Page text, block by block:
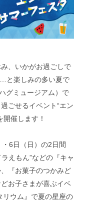
、いかがお過ごしで
と楽しみの多い夏で
グミュージアム）で
ごせるイベント“エン
開催します！
6日（日）の2日間
えもん”などの『キャ
『お菓子のつかみど
お子さまが喜ぶイベ
ウム』で夏の星座の